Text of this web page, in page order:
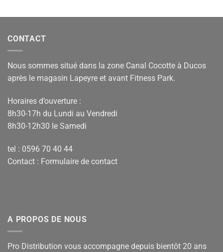
CONTACT
Nous sommes situé dans la zone Canal Cocotte à Ducos
après le magasin Lapeyre et avant Fitness Park.
Horaires d’ouverture :
8h30-17h du Lundi au Vendredi
8h30-12h30 le Samedi
tel : 0596 70 40 44
Contact : Formulaire de contact
A PROPOS DE NOUS
Pro Distribution vous accompagne depuis bientôt 20 ans